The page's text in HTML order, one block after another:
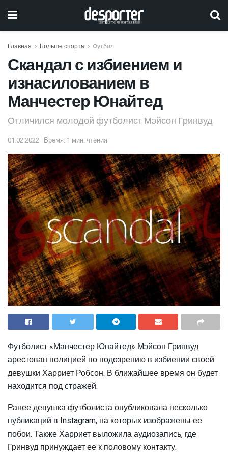
Главная Больше спорта Футбол
Скандал с избиением и
изнасилованием в
Манчестер Юнайтед
Отличился молодой футболист Мэйсон Гринвуд
01.02.2022 Время: 1 мин. чтения
Футболист «Манчестер Юнайтед» Мэйсон Гринвуд
арестован полицией по подозрению в избиении своей
девушки Харриет Робсон. В ближайшее время он будет
находится под стражей.
Ранее девушка футболиста опубликовала несколько
публикаций в Instagram, на которых изображены ее
побои. Также Харриет выложила аудиозапись, где
Гринвуд принуждает ее к половому контакту.